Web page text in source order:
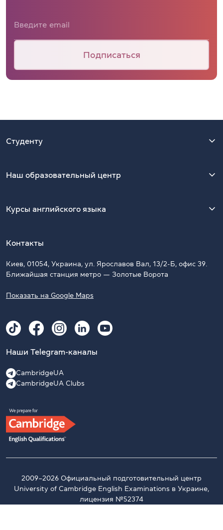
Подписаться
Студенту
Наш образовательный центр
Курсы английского языка
Контакты
Киев, 01054, Украина, ул. Ярославов Вал, 13/2-Б, офис 39.
Ближайшая станция метро — Золотые Ворота
Показать на Google Maps
Наши Telegram-каналы
CambridgeUA
CambridgeUA Clubs
2009–2026 Официальный подготовительный центр
University of Cambridge English Examinations в Украине,
лицензия №52374